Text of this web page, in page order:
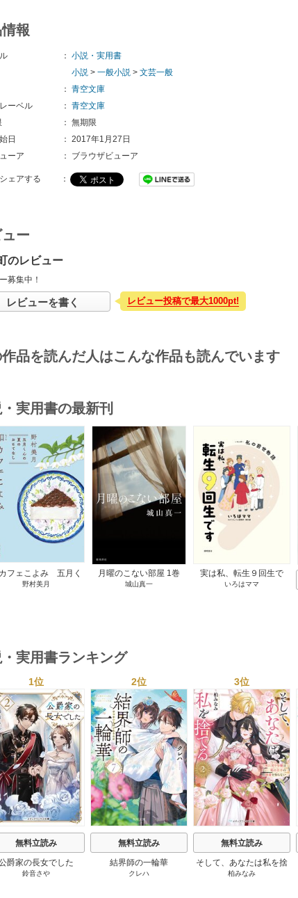
報
： 小説・実用書
小説 > 一般小説 > 文芸一般
： 青空文庫
ーベル
： 青空文庫
： 無期限
日
： 2017年1月27日
ーア
： ブラウザビューア
ェアする ：
ー
のレビュー
募集中！
レビューを書く レビュー投稿で最大1000pt!
作品を読んだ人はこんな作品も読んでいます
実用書の最新刊
フェこよみ 五月く
の夏のおもてなし 1巻
野村美月
月曜のこない部屋 1巻
城山真一
実は私、転生９回生で
す マンガ 私の前世物
いろはママ
実用書ランキング
s
1位
無料立読み
爵家の長女でした
鈴音さや
2位
無料立読み
結界師の一輪華
クレハ
3位
無料立読み
そして、あなたは私を捨
てる
柏みなみ